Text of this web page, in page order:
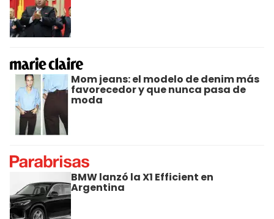
Mom jeans: el modelo de denim más
favorecedor y que nunca pasa de
moda
BMW lanzó la X1 Efficient en
Argentina